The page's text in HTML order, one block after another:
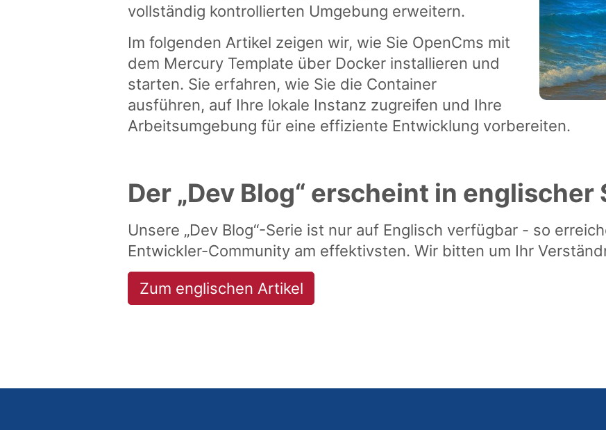
vollständig kontrollierten Umgebung erweitern.
Im folgenden Artikel zeigen wir, wie Sie OpenCms mit
dem Mercury Template über Docker installieren und
starten. Sie erfahren, wie Sie die Container
ausführen, auf Ihre lokale Instanz zugreifen und Ihre
Arbeitsumgebung für eine effiziente Entwicklung vorbereiten.
Der „Dev Blog“ erscheint in englischer
Unsere „Dev Blog“-Serie ist nur auf Englisch verfügbar - so
Entwickler-Community am effektivsten. Wir bitten um Ihr
Zum englischen Artikel